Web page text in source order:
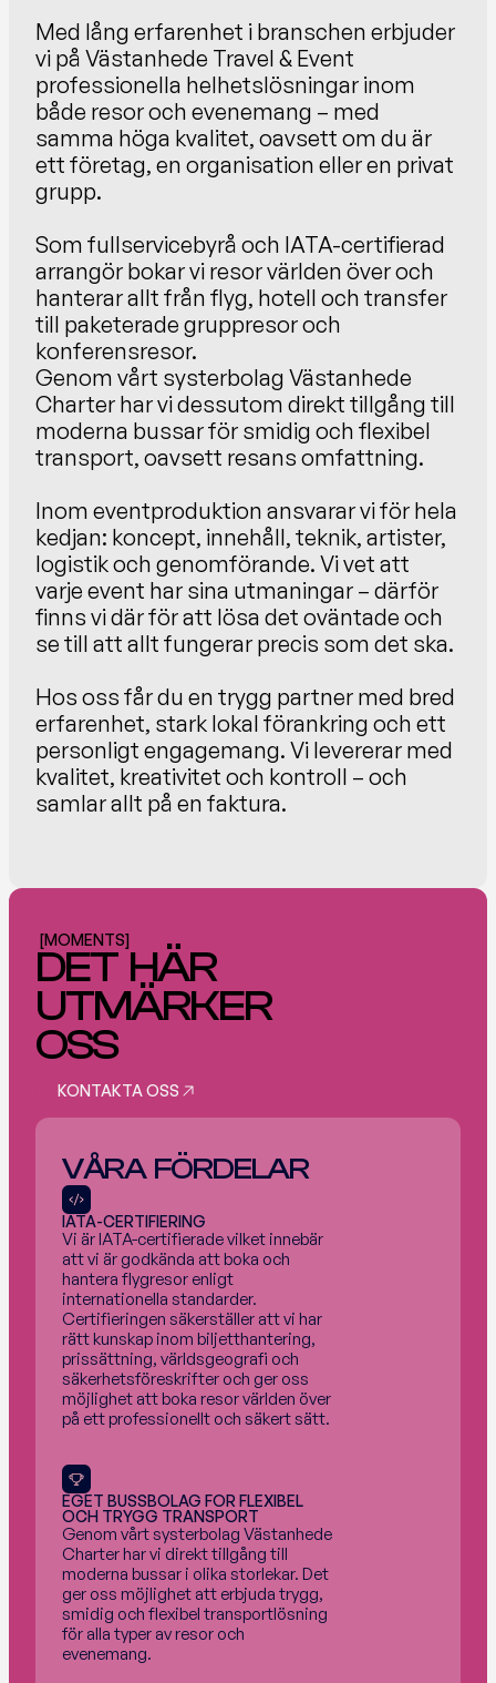
Med lång erfarenhet i branschen erbjuder
vi på Västanhede Travel & Event
professionella helhetslösningar inom
både resor och evenemang – med
samma höga kvalitet, oavsett om du är
ett företag, en organisation eller en privat
grupp.
Som fullservicebyrå och IATA-certifierad
arrangör bokar vi resor världen över och
hanterar allt från flyg, hotell och transfer
till paketerade gruppresor och
konferensresor.
Genom vårt systerbolag Västanhede
Charter har vi dessutom direkt tillgång till
moderna bussar för smidig och flexibel
transport, oavsett resans omfattning.
Inom eventproduktion ansvarar vi för hela
kedjan: koncept, innehåll, teknik, artister,
logistik och genomförande. Vi vet att
varje event har sina utmaningar – därför
finns vi där för att lösa det oväntade och
se till att allt fungerar precis som det ska.
Hos oss får du en trygg partner med bred
erfarenhet, stark lokal förankring och ett
personligt engagemang. Vi levererar med
kvalitet, kreativitet och kontroll – och
samlar allt på en faktura.
[MOMENTS]
DET  HÄR
UTMÄRKER
OSS
KONTAKTA OSS
VÅRA  FÖRDELAR
IATA-CERTIFIERING
Vi är IATA-certifierade vilket innebär
att vi är godkända att boka och
hantera flygresor enligt
internationella standarder.
Certifieringen säkerställer att vi har
rätt kunskap inom biljetthantering,
prissättning, världsgeografi och
säkerhetsföreskrifter och ger oss
möjlighet att boka resor världen över
på ett professionellt och säkert sätt.
EGET BUSSBOLAG FÖR FLEXIBEL
OCH TRYGG TRANSPORT
Genom vårt systerbolag Västanhede
Charter har vi direkt tillgång till
moderna bussar i olika storlekar. Det
ger oss möjlighet att erbjuda trygg,
smidig och flexibel transportlösning
för alla typer av resor och
evenemang.